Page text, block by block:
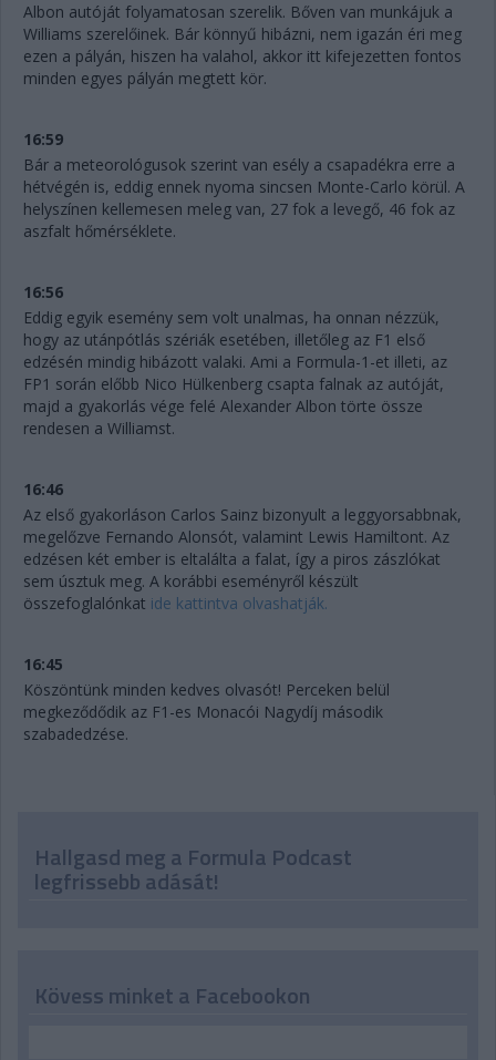
Albon autóját folyamatosan szerelik. Bőven van munkájuk a
Williams szerelőinek. Bár könnyű hibázni, nem igazán éri meg
ezen a pályán, hiszen ha valahol, akkor itt kifejezetten fontos
minden egyes pályán megtett kör.
16:59
Bár a meteorológusok szerint van esély a csapadékra erre a
hétvégén is, eddig ennek nyoma sincsen Monte-Carlo körül. A
helyszínen kellemesen meleg van, 27 fok a levegő, 46 fok az
aszfalt hőmérséklete.
16:56
Eddig egyik esemény sem volt unalmas, ha onnan nézzük,
hogy az utánpótlás szériák esetében, illetőleg az F1 első
edzésén mindig hibázott valaki. Ami a Formula-1-et illeti, az
FP1 során előbb Nico Hülkenberg csapta falnak az autóját,
majd a gyakorlás vége felé Alexander Albon törte össze
rendesen a Williamst.
16:46
Az első gyakorláson Carlos Sainz bizonyult a leggyorsabbnak,
megelőzve Fernando Alonsót, valamint Lewis Hamiltont. Az
edzésen két ember is eltalálta a falat, így a piros zászlókat
sem úsztuk meg. A korábbi eseményről készült
összefoglalónkat ide kattintva olvashatják.
16:45
Köszöntünk minden kedves olvasót! Perceken belül
megkeződődik az F1-es Monacói Nagydíj második
szabadedzése.
Hallgasd meg a Formula Podcast
legfrissebb adását!
Kövess minket a Facebookon